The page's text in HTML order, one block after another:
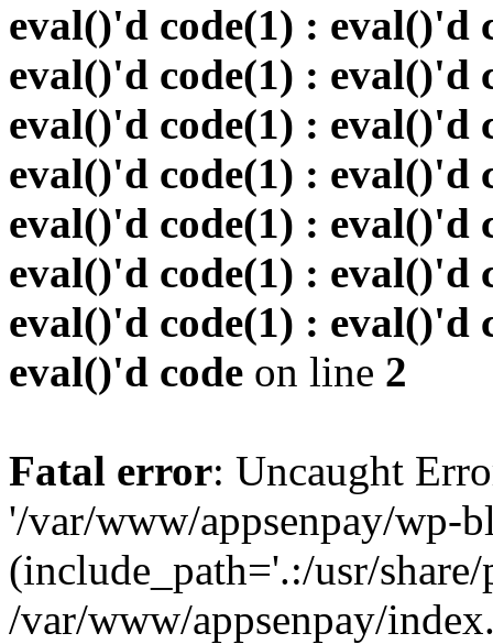
eval()'d code(1) : eval()'d
eval()'d code(1) : eval()'d
eval()'d code(1) : eval()'d
eval()'d code(1) : eval()'d
eval()'d code(1) : eval()'d
eval()'d code(1) : eval()'d
eval()'d code(1) : eval()'d
eval()'d code on line 2
Fatal error: Uncaught
'/var/www/appsenpay/wp-
(include_path='.:/usr/
/var/www/appsenpay/